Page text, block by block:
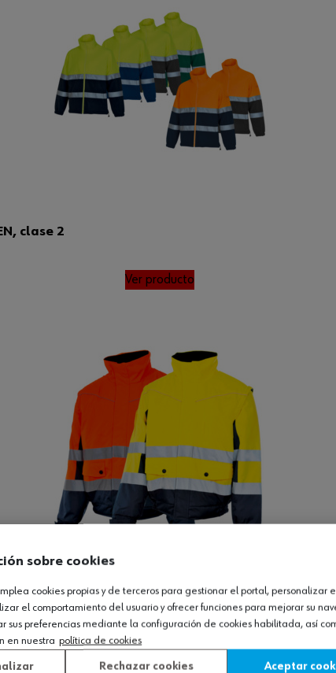
clase 2
Ver producto
LUMEN
Ver producto
sobre cookies
cookies propias y de terceros para gestionar el portal, personalizar
el comportamiento del usuario y ofrecer funciones para mejorar su
sus preferencias mediante la configuración de cookies habilitada, así
en nuestra política de cookies
Rechazar cookies Aceptar